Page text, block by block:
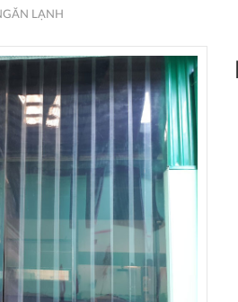
LẠNH